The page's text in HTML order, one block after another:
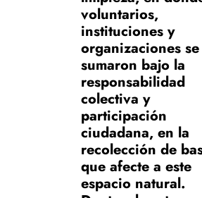
voluntarios,
instituciones y
organizaciones se
sumaron bajo la
responsabilidad
colectiva y
participación
ciudadana, en la
recolección de
que afecte a este
espacio natural.